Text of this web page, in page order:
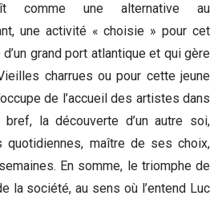
comme une alternative au
une activité « choisie » pour cet
grand port atlantique et qui gère
charrues ou pour cette jeune
de l’accueil des artistes dans
la découverte d’un autre soi,
quotidiennes, maître de ses choix,
En somme, le triomphe de
la société, au sens où l’entend Luc